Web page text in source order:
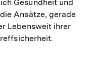
Gesundheit und
Ansätze, gerade
Lebensweit ihrer